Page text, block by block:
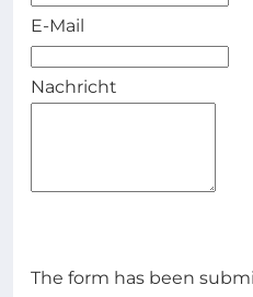
E-Mail
Nachricht
The form has been